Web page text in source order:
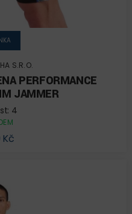
S.R.O.
PERFORMANCE
JAMMER
4
Kč